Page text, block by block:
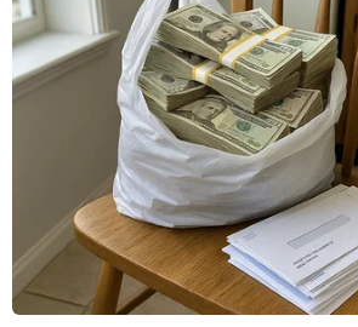
Thủ tướng Hàn Quốc kêu
quan hệ với Nhật Bản
06/10/2021 09:16
Trong thư chúc mừng gửi tới tân Thủ
Fumio Kishida, Thủ tướng Hàn Quốc
tỏ mong muốn tăng cường hợp tác
hướng tới tương lai.